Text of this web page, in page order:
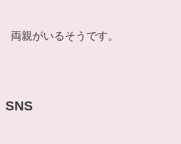
両親がいるそうです。
SNS